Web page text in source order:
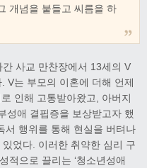
개념을 붙들고 씨름을 하
사교 만찬장에서 13세의 V
V는 부모의 이혼에 더해 언제
인해 고통받아왔고, 아버지
성애 결핍증을 보상받고자 했
서 행위를 통해 현실을 버텨나
었다. 이러한 취약한 심리 구
적으로 끌리는 ‘청소년성애